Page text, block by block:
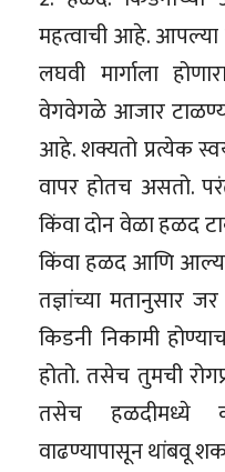
महत्वाची आहे. आपल्या
लघवी मार्गाला
वेगवेगळे आजार
आहे. शक्यतो प्रत्येक
वापर होतच असतो.
किंवा दोन वेळा हळद
किंवा हळद आणि
तज्ञांच्या मतानुसार
किडनी निकामी
होतो. तसेच तुमची
तसेच हळदीमध्ये
वाढण्यापासून थांबवू